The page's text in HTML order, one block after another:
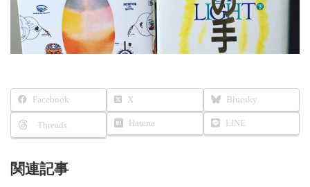
Facebook X Bluesky
Threads Hatena LINE
関連記事